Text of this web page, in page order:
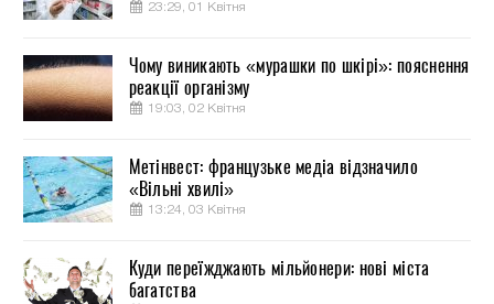
23:29, 01 Квітня
Чому виникають «мурашки по шкірі»: пояснення
реакції організму
19:03, 02 Квітня
Метінвест: французьке медіа відзначило
«Вільні хвилі»
13:24, 03 Квітня
Куди переїжджають мільйонери: нові міста
багатства